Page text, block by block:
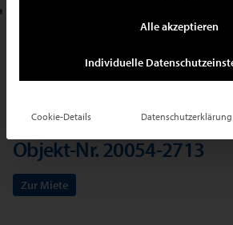
Ihr Suchauftrag
Objekt-Nr. 20054-2713
Zur Miete
Alle akzeptieren
Individuelle
Cookie-Details Datenschutzerklärung